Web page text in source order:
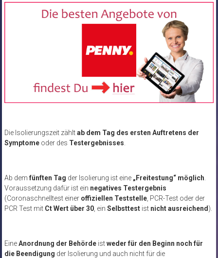
Die Isolierungszeit zähltab dem Tag des ersten Auftretens der
Symptomeoder des Testergebnisses
Ab dem fünften Tag der Isolierung ist eine „Freitestung“ möglich
Voraussetzung dafür ist ein negatives Testergebnis
(Coronaschnelltest einer offiziellen Teststelle, PCR-Test oder der
PCR Test mit Ct Wert über 30, ein Selbsttestist nicht ausreichend).
EineAnordnung der Behördeistweder für den Beginn noch für
die Beendigung der Isolierung und auch nicht für die